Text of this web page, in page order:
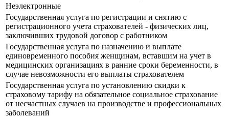
Неэлектронные
Государственная услуга по регистрации и снятию с
регистрационного учета страхователей - физических лиц,
заключивших трудовой договор с работником
Государственная услуга по назначению и выплате
единовременного пособия женщинам, вставшим на учет в
медицинских организациях в ранние сроки беременности, в
случае невозможности его выплаты страхователем
Государственная услуга по установлению скидки к
страховому тарифу на обязательное социальное страхование
от несчастных случаев на производстве и профессиональных
заболеваний